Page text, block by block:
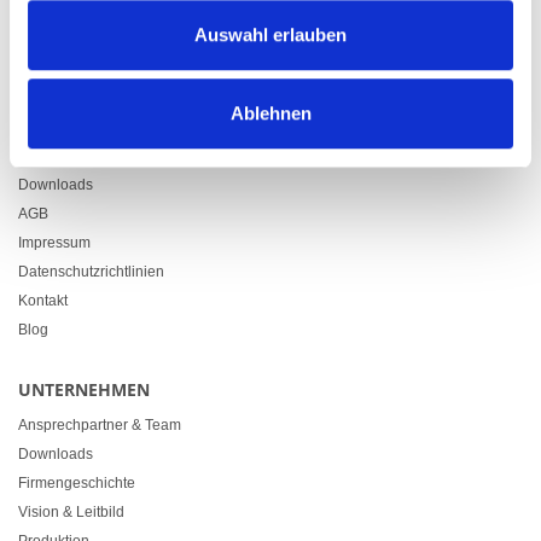
Auswahl erlauben
Ablehnen
Zürcherstrasse 37
LINKS
Downloads
AGB
Impressum
Datenschutzrichtlinien
Kontakt
Blog
UNTERNEHMEN
Ansprechpartner & Team
Downloads
Firmengeschichte
Vision & Leitbild